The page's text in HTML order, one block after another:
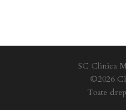
SC Clinica
©2026
Toate